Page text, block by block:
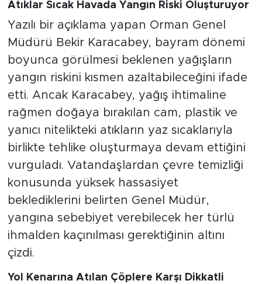
Atıklar Sıcak Havada Yangın Riski Oluşturuyor
Yazılı bir açıklama yapan Orman Genel
Müdürü Bekir Karacabey, bayram dönemi
boyunca görülmesi beklenen yağışların
yangın riskini kısmen azaltabileceğini ifade
etti. Ancak Karacabey, yağış ihtimaline
rağmen doğaya bırakılan cam, plastik ve
yanıcı nitelikteki atıkların yaz sıcaklarıyla
birlikte tehlike oluşturmaya devam ettiğini
vurguladı. Vatandaşlardan çevre temizliği
konusunda yüksek hassasiyet
beklediklerini belirten Genel Müdür,
yangına sebebiyet verebilecek her türlü
ihmalden kaçınılması gerektiğinin altını
çizdi.
Yol Kenarına Atılan Çöplere Karşı Dikkatli